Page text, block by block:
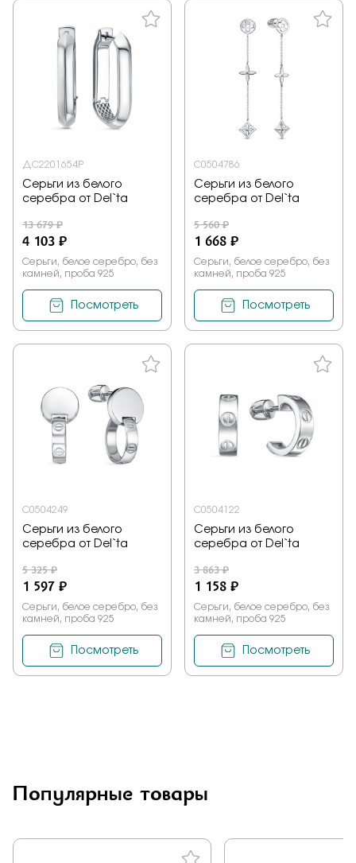
ДС2201654Р
Серьги из белого
серебра от Del`ta
13 679 ₽
4 103 ₽
Серьги, белое серебро, без
камней, проба 925
Посмотреть
С0504786
Серьги из белого
серебра от Del`ta
5 560 ₽
1 668 ₽
Серьги, белое серебро, без
камней, проба 925
Посмотреть
С0504249
Серьги из белого
серебра от Del`ta
5 325 ₽
1 597 ₽
Серьги, белое серебро, без
камней, проба 925
Посмотреть
С0504122
Серьги из белого
серебра от Del`ta
3 863 ₽
1 158 ₽
Серьги, белое серебро, без
камней, проба 925
Посмотреть
Популярные товары